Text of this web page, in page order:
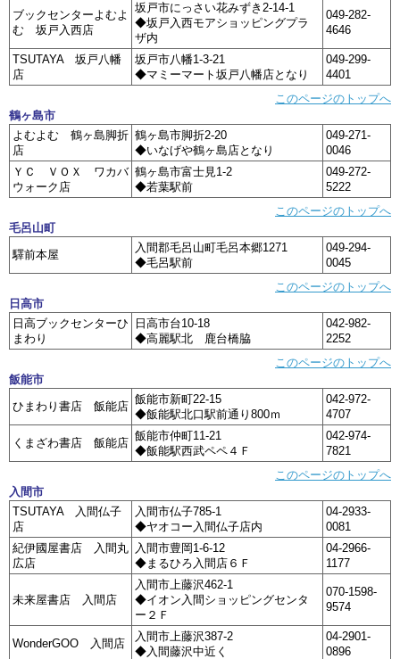
ブックセンターよむよ
む 坂戸入西店
坂戸市にっさい花みずき2-14-1
◆坂戸入西モアショッピングプラ
ザ内
049-282-
4646
TSUTAYA 坂戸八幡
店
坂戸市八幡1-3-21
◆マミーマート坂戸八幡店となり
049-299-
4401
このページのトップへ
鶴ヶ島市
よむよむ 鶴ヶ島脚折
店
鶴ヶ島市脚折2-20
◆いなげや鶴ヶ島店となり
049-271-
0046
ＹＣ ＶＯＸ ワカバ
ウォーク店
鶴ヶ島市富士見1-2
◆若葉駅前
049-272-
5222
このページのトップへ
毛呂山町
驛前本屋
入間郡毛呂山町毛呂本郷1271
◆毛呂駅前
049-294-
0045
このページのトップへ
日高市
日高ブックセンターひ
まわり
日高市台10-18
◆高麗駅北 鹿台橋脇
042-982-
2252
このページのトップへ
飯能市
ひまわり書店 飯能店
飯能市新町22-15
◆飯能駅北口駅前通り800ｍ
042-972-
4707
くまざわ書店 飯能店
飯能市仲町11-21
◆飯能駅西武ペペ４Ｆ
042-974-
7821
このページのトップへ
入間市
TSUTAYA 入間仏子
店
入間市仏子785-1
◆ヤオコー入間仏子店内
04-2933-
0081
紀伊國屋書店 入間丸
広店
入間市豊岡1-6-12
◆まるひろ入間店６Ｆ
04-2966-
1177
未来屋書店 入間店
入間市上藤沢462-1
◆イオン入間ショッピングセンタ
ー２Ｆ
070-1598-
9574
WonderGOO 入間店
入間市上藤沢387-2
◆入間藤沢中近く
04-2901-
0896